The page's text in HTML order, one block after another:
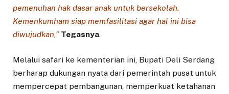
pemenuhan hak dasar anak untuk bersekolah.
Kemenkumham siap memfasilitasi agar hal ini bisa
diwujudkan,” Tegasnya.
Melalui safari ke kementerian ini, Bupati Deli Serdang
berharap dukungan nyata dari pemerintah pusat untuk
mempercepat pembangunan, memperkuat ketahanan